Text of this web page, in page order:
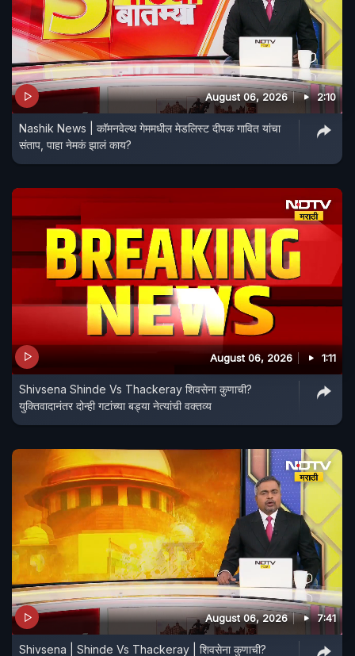
August 06, 2026 2:10
Nashik News | कॉमनवेल्थ गेममधील मेडलिस्ट दीपक गावित यांचा
संताप, पाहा नेमकं झालं काय?
August 06, 2026 1:11
Shivsena Shinde Vs Thackeray शिवसेना कुणाची?
युक्तिवादानंतर दोन्ही गटांच्या बड्या नेत्यांची वक्तव्य
August 06, 2026 7:41
Shivsena | Shinde Vs Thackeray | शिवसेना कुणाची?